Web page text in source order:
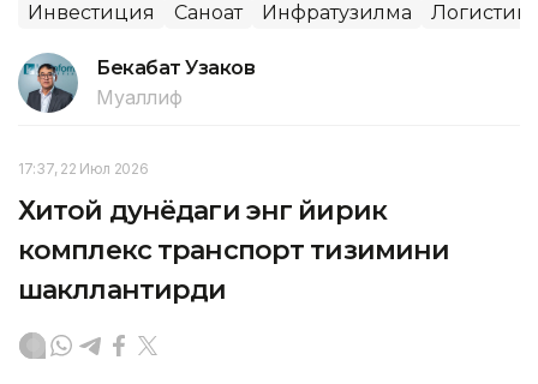
Инвестиция Саноат Инфратузилма Логистика
Бекабат Узаков
Муаллиф
17:37, 22 Июл 2026
Хитой дунёдаги энг йирик
комплекс транспорт тизимини
шакллантирди